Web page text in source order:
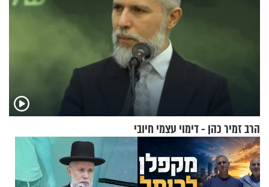
הרב זמיר כהן - דימוי עצמי חיובי